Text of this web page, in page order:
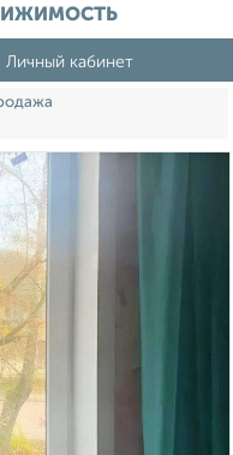
Личный кабинет